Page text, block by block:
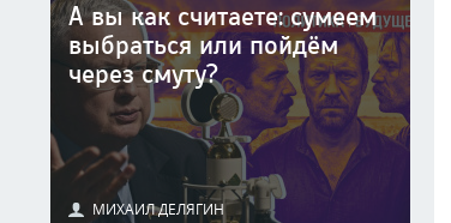
А вы как считаете: сумеем
выбраться или пойдём
через смуту?
МИХАИЛ ДЕЛЯГИН